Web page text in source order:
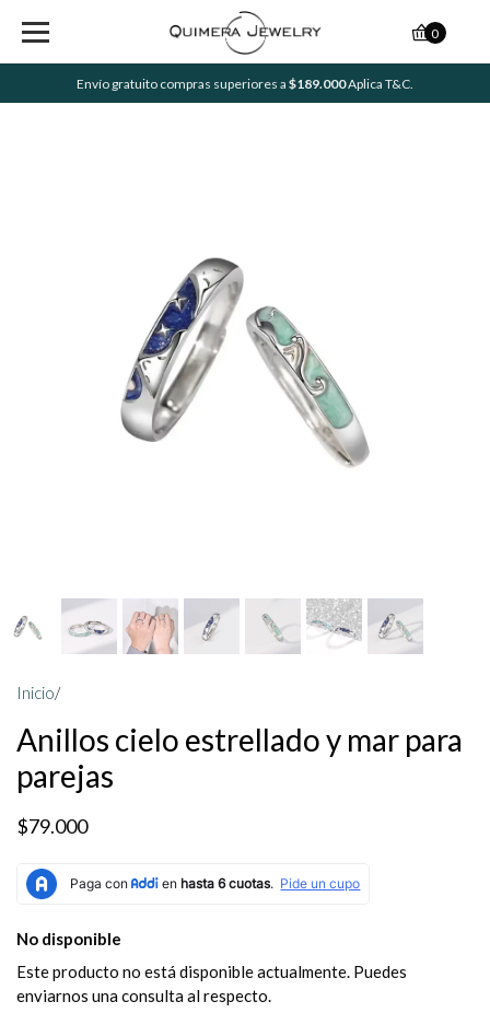
Envío gratuito compras superiores a $189.000Aplica T&C.
0
Inicio/
Anillos cielo estrellado y mar para
parejas
$79.000
No disponible
Este producto no está disponible actualmente. Puedes
enviarnos una consulta al respecto.